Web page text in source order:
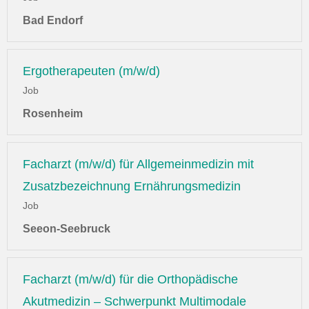
Bad Endorf
Ergotherapeuten (m/w/d)
Job
Rosenheim
Facharzt (m/w/d) für Allgemeinmedizin mit
Zusatzbezeichnung Ernährungsmedizin
Job
Seeon-Seebruck
Facharzt (m/w/d) für die Orthopädische
Akutmedizin – Schwerpunkt Multimodale